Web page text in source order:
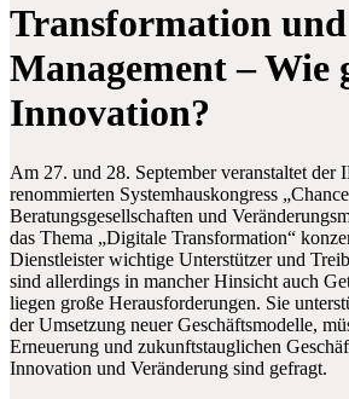
Transformation
Management – Wie
Innovation?
Am 27. und 28. September veranstaltet der
renommierten Systemhauskongress
Beratungsgesellschaften und
das Thema „Digitale Transformation“
Dienstleister wichtige Unterstützer und
sind allerdings in mancher Hinsicht auch
liegen große Herausforderungen. Sie
der Umsetzung neuer Geschäftsmodelle,
Erneuerung und zukunftstauglichen
Innovation und Veränderung sind gefragt.